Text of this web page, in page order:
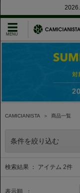
CAMICIANISTA ＞ 商品一覧
条件を絞り込む
検索結果 ： アイテム 2件
表示順 ：